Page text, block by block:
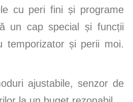
cu peri fini și programe
un cap special și funcții
temporizator și perii moi.
ajustabile, senzor de